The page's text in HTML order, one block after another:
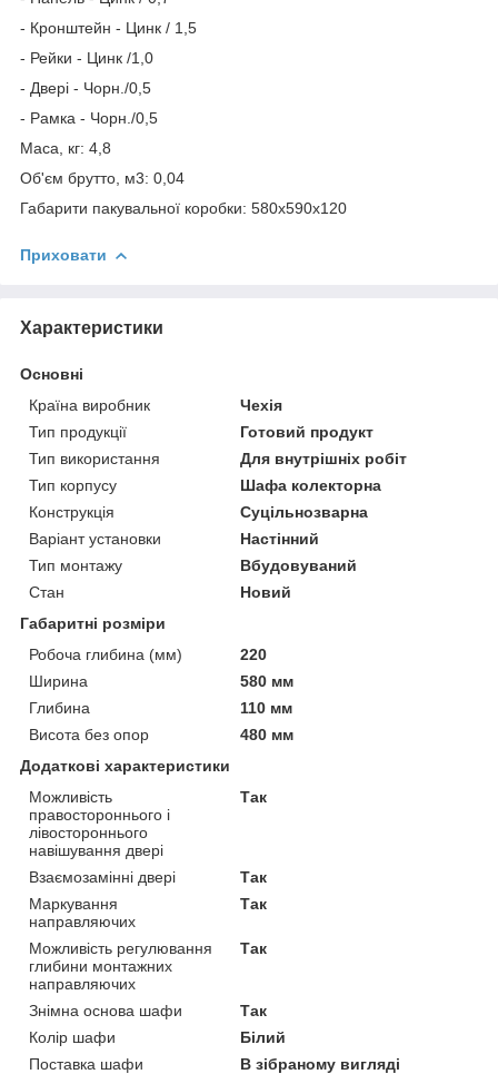
- Кронштейн - Цинк / 1,5
- Рейки - Цинк /1,0
- Двері - Чорн./0,5
- Рамка - Чорн./0,5
Маса, кг: 4,8
Об'єм брутто, м3: 0,04
Габарити пакувальної коробки: 580х590х120
Приховати
Характеристики
Основні
Країна виробник
Чехія
Тип продукції
Готовий продукт
Тип використання
Для внутрішніх робіт
Тип корпусу
Шафа колекторна
Конструкція
Суцільнозварна
Варіант установки
Настінний
Тип монтажу
Вбудовуваний
Стан
Новий
Габаритні розміри
Робоча глибина (мм)
220
Ширина
580 мм
Глибина
110 мм
Висота без опор
480 мм
Додаткові характеристики
Можливість
правостороннього і
лівостороннього
навішування двері
Так
Взаємозамінні двері
Так
Маркування
направляючих
Так
Можливість регулювання
глибини монтажних
направляючих
Так
Знімна основа шафи
Так
Колір шафи
Білий
Поставка шафи
В зібраному вигляді